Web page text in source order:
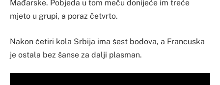
Mađarske. Pobjeda u tom meču donijeće im treće
mjeto u grupi, a poraz četvrto.
Nakon četiri kola Srbija ima šest bodova, a Francuska
je ostala bez šanse za dalji plasman.